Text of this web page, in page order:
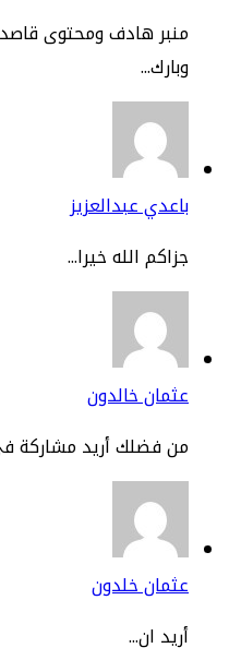
هادف ومحتوى قاصد
عبدالعزيز
الله خيرا...
خالدون
فضلك أريد مشاركة في
خلدون